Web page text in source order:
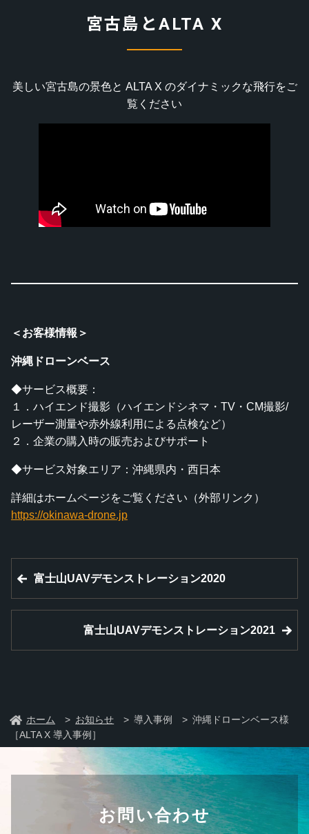
宮古島とALTA X
美しい宮古島の景色と ALTA X のダイナミックな飛行をご
覧ください
＜お客様情報＞
沖縄ドローンベース
◆サービス概要：
１．ハイエンド撮影（ハイエンドシネマ・TV・CM撮影/
レーザー測量や赤外線利用による点検など）
２．企業の購入時の販売およびサポート
◆サービス対象エリア：沖縄県内・西日本
詳細はホームページをご覧ください（外部リンク）
https://okinawa-drone.jp
富士山UAVデモンストレーション2020
富士山UAVデモンストレーション2021
ホーム お知らせ 導入事例
沖縄ドローンベース様
［ALTA X 導入事例］
お問い合わせ